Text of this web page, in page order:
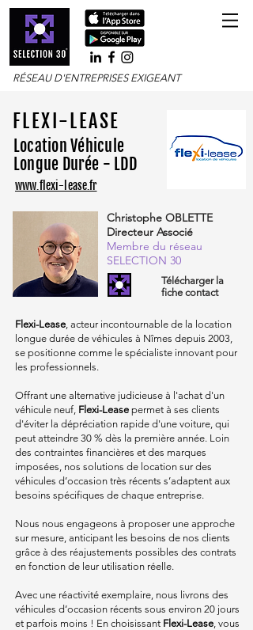
RÉSEAU D'ENTREPRISES EXIGEANT
FLEXI-LEASE
Location Véhicule
Longue Durée - LDD
www.flexi-lease.fr
Christophe OBLETTE
Directeur Associé
Membre du réseau
SELECTION 30
Télécharger la
fiche contact
Flexi-Lease, acteur incontournable de la location
longue durée de véhicules à Nîmes depuis 2003,
se positionne comme le spécialiste innovant pour
les professionnels.
Offrant une alternative judicieuse à l'achat d'un
véhicule neuf, Flexi-Lease permet à ses clients
d'éviter la dépréciation rapide d'une voiture, qui
peut atteindre 30 % dès la première année. Loin
des contraintes financières et des marques
imposées, nos solutions de location sur des
véhicules d’occasion très récents s’adaptent aux
besoins spécifiques de chaque entreprise.
Nous nous engageons à proposer une approche
sur mesure, anticipant les besoins de nos clients
grâce à des réajustements possibles des contrats
en fonction de leur utilisation réelle.
Avec une réactivité exemplaire, nous livrons des
véhicules d’occasion récents sous environ 20 jours
et parfois moins ! En choisissant Flexi-Lease, vous